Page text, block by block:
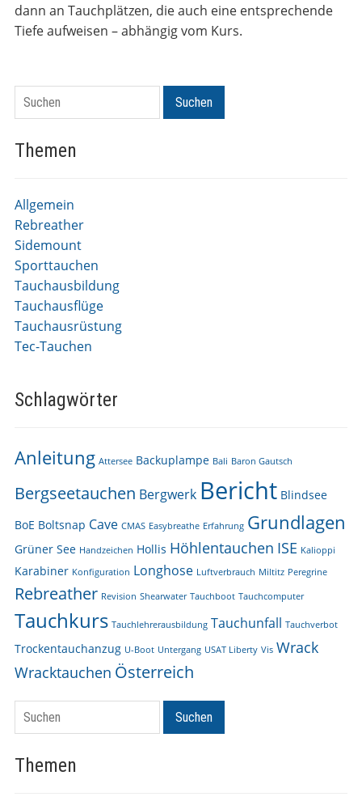
Suchen Suchen
Themen
Allgemein
Rebreather
Sidemount
Sporttauchen
Tauchausbildung
Tauchausflüge
Tauchausrüstung
Tec-Tauchen
Schlagwörter
Anleitung Attersee Backuplampe Bali Baron Gautsch
Bergseetauchen Bergwerk Bericht Blindsee
BoE Boltsnap Cave CMAS Easybreathe Erfahrung Grundlagen
Grüner See Handzeichen Hollis Höhlentauchen ISE Kalioppi
Karabiner Konfiguration Longhose Luftverbrauch Miltitz Peregrine
Rebreather Revision Shearwater Tauchboot Tauchcomputer
Tauchkurs Tauchlehrerausbildung Tauchunfall Tauchverbot
Trockentauchanzug U-Boot Untergang USAT Liberty Vis Wrack
Wracktauchen Österreich
Suchen Suchen
Themen
dann an Tauchplätzen, die auch eine entsprechende
Tiefe aufweisen – abhängig vom Kurs.